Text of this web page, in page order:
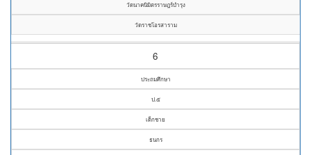
วัดนาคนิมิตรราษฎร์บำรุง
วัดราชโอรสาราม
6
ประถมศึกษา
ป.๕
เด็กชาย
ธนกร